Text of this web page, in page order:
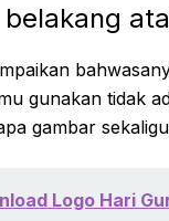
gunakan tidak
gambar
Logo Hari